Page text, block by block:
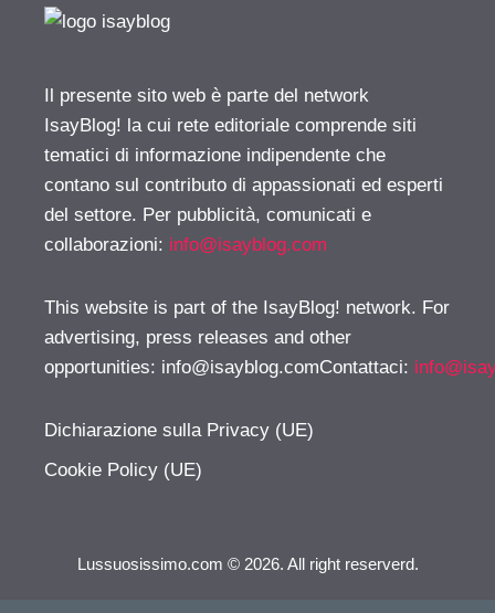
Il presente sito web è parte del network
IsayBlog! la cui rete editoriale comprende siti
tematici di informazione indipendente che
contano sul contributo di appassionati ed esperti
del settore. Per pubblicità, comunicati e
collaborazioni: info@isayblog.com
This website is part of the IsayBlog! network. For
advertising, press releases and other
opportunities: info@isayblog.comContattaci:
Dichiarazione sulla Privacy (UE)
Cookie Policy (UE)
Lussuosissimo.com © 2026. All right reserverd.